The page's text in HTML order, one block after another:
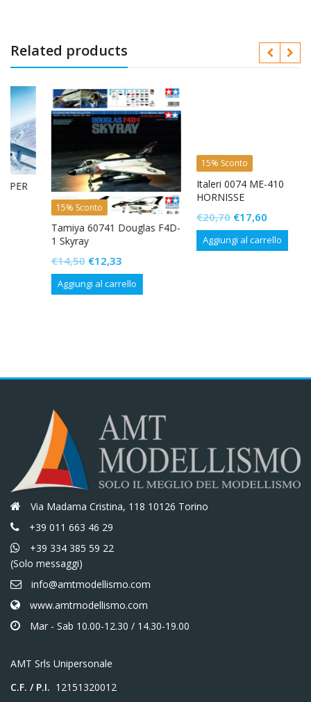
Related products
15% Sconto
Tamiya 60741 Douglas F4D-
1 Skyray
14,50Il
prezzo
originale
€12,33Il
prezzo
attuale
Aggiungi al carrello
15% Sconto
Italeri 0074 ME-410
HORNISSE
€20,70Il
prezzo
originale
€17,60Il
prezzo
attuale
Aggiungi al carrello
Via Madama Cristina, 118 10126 Torino
+39 011 663 46 29
+39 334 385 59 22
(Solo messaggi)
info@amtmodellismo.com
www.amtmodellismo.com
Mar - Sab 10.00-12.30 / 14.30-19.00
AMT Srls Unipersonale
C.F. / P.I. 12151320012